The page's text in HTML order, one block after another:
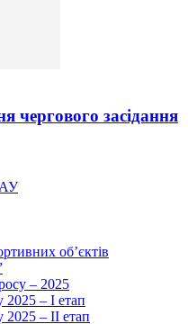
чергового засідання
об’єктів
– 2025
2025 – I етап
2025 – II етап